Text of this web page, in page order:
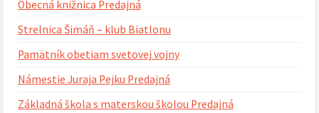
Obecná knižnica Predajná
Strelnica Šimáň – klub Biatlonu
Pamätník obetiam svetovej vojny
Námestie Juraja Pejku Predajná
Základná škola s materskou školou Predajná